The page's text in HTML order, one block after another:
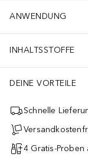
ANWENDUNG
INHALTSSTOFFE
DEINE VORTEILE
Schnelle
4 Gratis-Proben